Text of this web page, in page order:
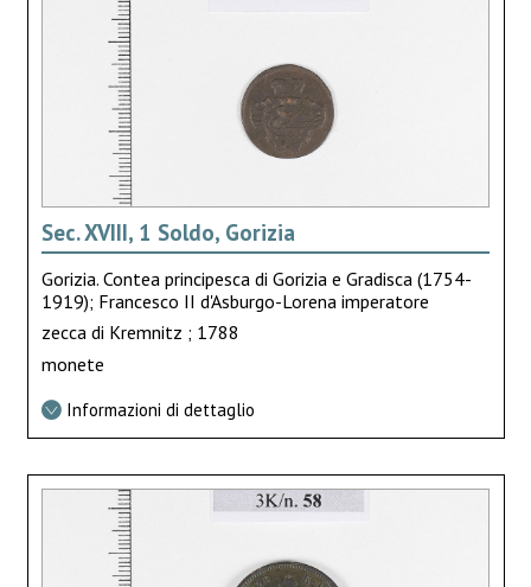
Sec. XVIII, 1 Soldo, Gorizia
Gorizia. Contea principesca di Gorizia e Gradisca (1754-
1919); Francesco II d'Asburgo-Lorena imperatore
zecca di Kremnitz ; 1788
monete
Informazioni di dettaglio